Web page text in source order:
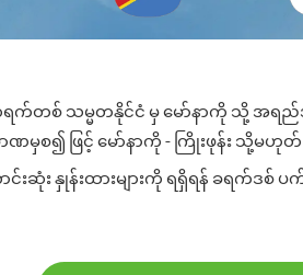
က်တစ် သမ္မတနိုင်ငံ မှ မော်နာကို သို့ အရည်
ာဏမှစ၍ ဖြင့် မော်နာကို - ကြိုးဖုန်း သို့မ
ဆုံး နှုန်းထားများကို ရရှိရန် ခရက်ဒစ်